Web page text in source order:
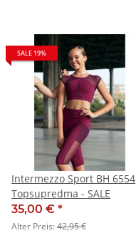
SALE 19%
Intermezzo Sport BH 6554
Topsupredma - SALE
35,00 € *
Alter Preis:42,95 €